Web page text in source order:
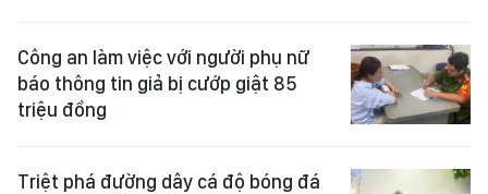
Công an làm việc với người phụ nữ
báo thông tin giả bị cướp giật 85
triệu đồng
Triệt phá đường dây cá độ bóng đá